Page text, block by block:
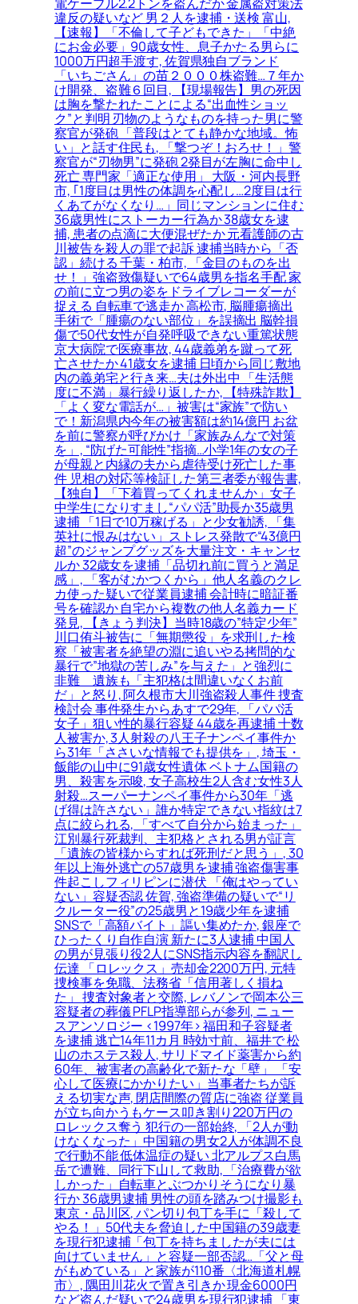
違反の疑いなど 男２人を逮捕・送検 富山,
【速報】「不倫して子どもできた」「中絶
にお金必要」90歳女性、息子かたる男らに
1000万円超手渡す, 佐賀県独自ブランド
「いちごさん」の苗２０００株盗難…７年か
け開発、盗難６回目, 【現場報告】男の死因
は胸を撃たれたことによる“出血性ショッ
ク”と判明 刃物のようなものを持った男に警
察官が発砲 「普段はとても静かな地域。怖
い」と話す住民も, 「撃つぞ！おろせ！」警
察官が“刃物男”に発砲 2発目が左胸に命中し
死亡 専門家「適正な使用」 大阪・河内長野
市, ｢1度目は男性の体調を心配し…2度目は行
くあてがなくなり…」同じマンションに住む
36歳男性にストーカー行為か 38歳女を逮
捕, 患者の点滴に大便混ぜたか 元看護師の古
川被告を殺人の罪で起訴 逮捕当時から「否
認」続ける 千葉・柏市, 「金目のものを出
せ！」強盗致傷疑いで64歳男を指名手配 家
の前に立つ男の姿をドライブレコーダーが
捉える 自転車で逃走か 高松市, 脳腫瘍摘出
手術で「腫瘍のない部位」を誤摘出 脳幹損
傷で50代女性が自発呼吸できない重篤状態
京大病院で医療事故, 44歳義弟を蹴って死
亡させたか 41歳女を逮捕 日頃から同じ敷地
内の義弟宅と行き来…夫は外出中 「生活態
度に不満」暴行繰り返したか, 【特殊詐欺】
「よく変な電話が…」被害は“家族”で防い
で！新潟県内今年の被害額は約14億円 お盆
を前に警察が呼びかけ「家族みんなで対策
を」, “防げた可能性”指摘…小学1年の女の子
が母親と内縁の夫から虐待受け死亡した事
件 児相の対応等検証した第三者委が報告書,
【独自】「下着買ってくれませんか」女子
中学生になりすまし“パパ活”助長か35歳男
逮捕 「1日で10万稼げる」と少女勧誘, 「集
英社に恨みはない」ストレス発散で“43億円
超”のジャンプグッズを大量注文・キャンセ
ルか 32歳女を逮捕「品切れ前に買うと満足
感」, 「客がむかつくから」他人名義のクレ
カ使った疑いで従業員逮捕 会計時に暗証番
号を確認か 自宅から複数の他人名義カード
発見, 【きょう判決】当時18歳の”特定少年”
川口侑斗被告に「無期懲役」を求刑した検
察「被害者を絶望の淵に追いやる拷問的な
暴行で”地獄の苦しみ”を与えた」と強烈に
非難＿遺族も「主犯格は間違いなくお前
だ」と怒り, 阿久根市大川強盗殺人事件 捜査
検討会 事件発生からあすで29年, 「パパ活
女子」狙い性的暴行容疑 44歳を再逮捕 十数
人被害か, 3人射殺の八王子ナンペイ事件か
ら31年「ささいな情報でも提供を」, 埼玉・
飯能の山中に91歳女性遺体 ベトナム国籍の
男、殺害を示唆, 女子高校生2人含む女性3人
射殺…スーパーナンペイ事件から30年「逃
げ得は許さない」誰か特定できない指紋は7
点に絞られる, 「すべて自分から始まった」
江別暴行死裁判、主犯格とされる男が証言
「遺族の皆様からすれば死刑だと思う」, 30
年以上海外逃亡の57歳男を逮捕 強盗傷害事
件起こしフィリピンに潜伏 「俺はやってい
ない」容疑否認 佐賀, 強盗準備の疑いで“リ
クルーター役”の25歳男と19歳少年を逮捕
SNSで「高額バイト」謳い集めたか, 銀座で
ひったくり自作自演 新たに3人逮捕 中国人
の男が見張り役2人にSNS指示内容を翻訳し
伝達 「ロレックス」売却金2200万円, 元特
捜検事を免職、法務省「信用著しく損ね
た」 捜査対象者と交際, レバノンで岡本公三
容疑者の葬儀 PFLP指導部らが参列, ニュー
スアンソロジー <1997年> 福田和子容疑者
を逮捕 逃亡14年11カ月 時効寸前、福井で 松
山のホステス殺人, サリドマイド薬害から約
60年、被害者の高齢化で新たな「壁」 「安
心して医療にかかりたい」当事者たちが訴
える切実な声, 閉店間際の質店に強盗 従業員
が立ち向かうもケース叩き割り220万円の
ロレックス奪う 犯行の一部始終, 「2人が動
けなくなった」中国籍の男女2人が体調不良
で行動不能 低体温症の疑い 北アルプス白馬
岳で遭難、同行下山して救助, 「治療費が欲
しかった」自転車とぶつかりそうになり暴
行か 36歳男逮捕 男性の頭を踏みつけ撮影も
東京・品川区, パン切り包丁を手に「殺して
やる！」50代夫を脅迫した中国籍の39歳妻
を現行犯逮捕「包丁を持ちましたが夫には
向けていません」と容疑一部否認…「父と母
がもめている」と家族が110番〈北海道札幌
市〉, 隅田川花火で置き引きか 現金6000円
など盗んだ疑いで24歳男を現行犯逮捕 「東